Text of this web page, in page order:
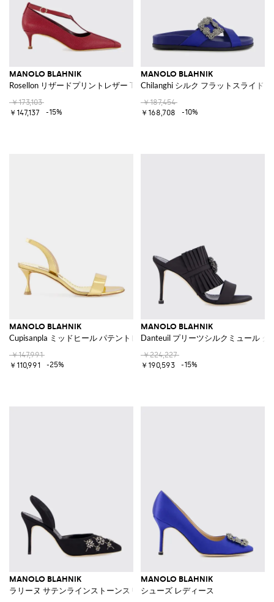
MANOLO BLAHNIK
Rosellon リザードプリントレザー Tストラップ メリージェーンパンプス
￥173,103
￥147,137
-15%
MANOLO BLAHNIK
Chilanghi シルク フラットスライド
￥187,454
￥168,708
-10%
MANOLO BLAHNIK
Cupisanpla ミッドヒール パテントレザー スリングバックサンダル
￥147,991
￥110,991
-25%
MANOLO BLAHNIK
Danteuil プリーツシルクミュール ク
￥224,227
￥190,593
-15%
MANOLO BLAHNIK
ラリーヌ サテンラインストーンスリングバック
MANOLO BLAHNIK
シューズ レディース